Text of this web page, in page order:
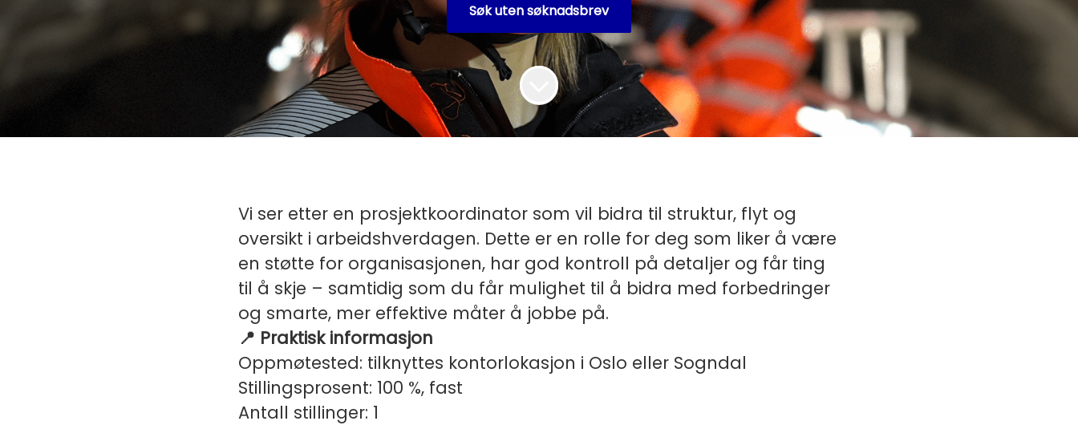
Søk uten søknadsbrev
Vi ser etter en prosjektkoordinator som vil bidra til struktur, flyt og
oversikt i arbeidshverdagen. Dette er en rolle for deg som liker å være
en støtte for organisasjonen, har god kontroll på detaljer og får ting
til å skje – samtidig som du får mulighet til å bidra med forbedringer
og smarte, mer effektive måter å jobbe på.
📍 Praktisk informasjon
Oppmøtested: tilknyttes kontorlokasjon i Oslo eller Sogndal
Stillingsprosent: 100 %, fast
Antall stillinger: 1